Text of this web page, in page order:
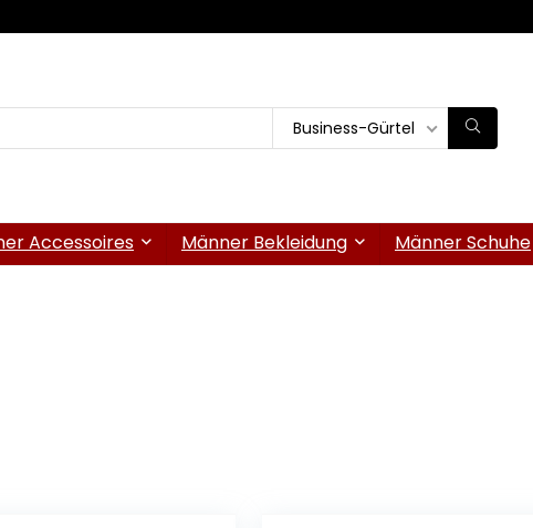
Business-Gürtel
Accessoires Männer Bekleidung Männer Schuhe